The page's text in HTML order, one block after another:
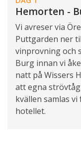
Hemorten -
Vi avreser via
Puttgarden ner
vinprovning och
Burg innan vi
natt på Wissers
att egna
kvällen samlas
hotellet.